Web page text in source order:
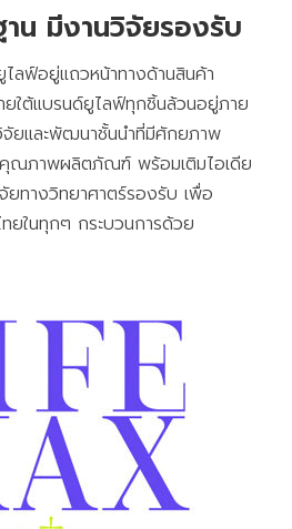
น มีงานวิจัยรองรับ
ลฟ์อยู่แถวหน้าทางด้านสินค้า
ต้แบรนด์ยูไลฟ์ทุกชิ้นล้วนอยู่ภาย
ยและพัฒนาชั้นนำที่มีศักยภาพ
ณภาพผลิตภัณฑ์ พร้อมเติมไอเดีย
ยทางวิทยาศาตร์รองรับ เพื่อ
ยในทุกๆ กระบวนการด้วย